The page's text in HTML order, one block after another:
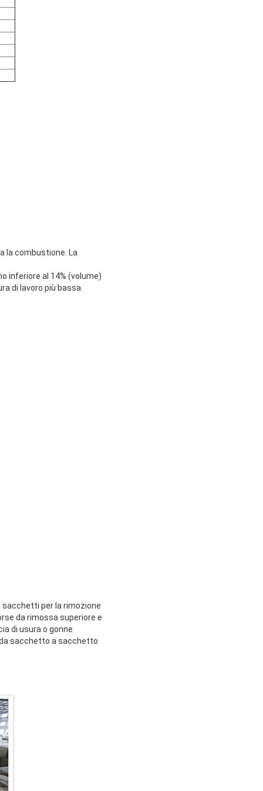
la combustione. La
inferiore al 14% (volume)
di lavoro più bassa.
sacchetti per la rimozione
da rimossa superiore e
di usura o gonne
sacchetto a sacchetto